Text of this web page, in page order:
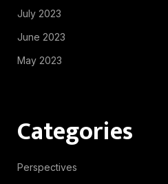
July 2023
June 2023
May 2023
Categories
Perspectives